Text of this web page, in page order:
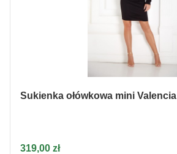
Sukienka ołówkowa mini Valencia
Cena
319,00 zł